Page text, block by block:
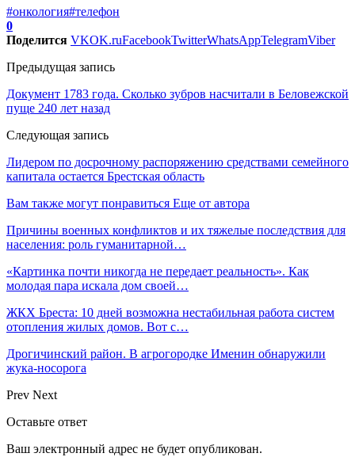
#онкология#телефон
0
Поделится VKOK.ruFacebookTwitterWhatsAppTelegramViber
Предыдущая запись
Документ 1783 года. Сколько зубров насчитали в Беловежской
пуще 240 лет назад
Следующая запись
Лидером по досрочному распоряжению средствами семейного
капитала остается Брестская область
Вам также могут понравиться Еще от автора
Причины военных конфликтов и их тяжелые последствия для
населения: роль гуманитарной…
«Картинка почти никогда не передает реальность». Как
молодая пара искала дом своей…
ЖКХ Бреста: 10 дней возможна нестабильная работа систем
отопления жилых домов. Вот с…
Дрогичинский район. В агрогородке Именин обнаружили
жука-носорога
Prev Next
Оставьте ответ
Ваш электронный адрес не будет опубликован.